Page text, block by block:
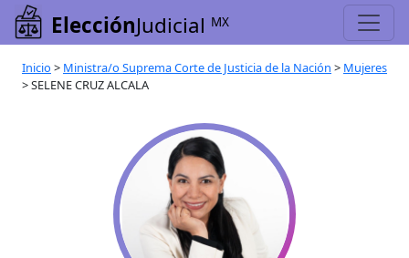
ElecciónJudicial MX
Inicio > Ministra/o Suprema Corte de Justicia de la Nación > Mujeres
>SELENE CRUZ ALCALA